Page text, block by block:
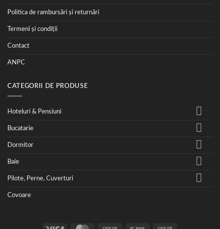
Politica de rambursări și returnări
Termeni și condiții
Contact
ANPC
CATEGORII DE PRODUSE
Hoteluri & Pensiuni
Bucatarie
Dormitor
Baie
Pilote, Perne, Cuverturi
Covoare